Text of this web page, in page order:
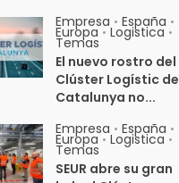
Empresa • España •
Europa • Logistica •
Temas
El nuevo rostro del
Clúster Logístic de
Catalunya no...
Empresa • España •
Europa • Logistica •
Temas
SEUR abre su gran